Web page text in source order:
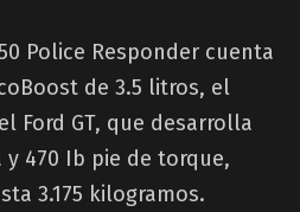
Police Responder cuenta
de 3.5 litros, el
Ford GT, que desarrolla
470 Ib pie de torque,
3.175 kilogramos.